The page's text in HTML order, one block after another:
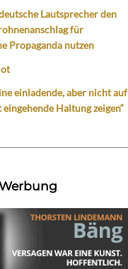
Lautsprecher den
für
Propaganda nutzen
einladende, aber nicht auf
Haltung zeigen“